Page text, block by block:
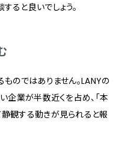
ると良いでしょう。
のではありません。LANYの
企業が半数近くを占め、「本
観する動きが見られると報